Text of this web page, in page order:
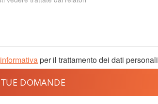
informativaper il trattamento dei dati personali